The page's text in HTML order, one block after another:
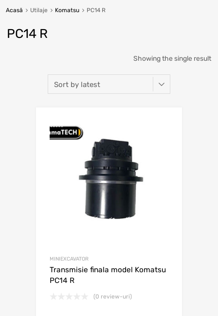
Acasă Utilaje Komatsu PC14 R
PC14 R
Showing the single result
MINIEXCAVATOR
Transmisie finala model Komatsu
PC14 R
(0 review-uri)